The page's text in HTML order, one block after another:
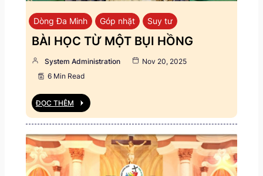
Dòng Đa Minh Góp nhặt Suy tư
BÀI HỌC TỪ MỘT BỤI HỒNG
System Administration
Nov 20, 2025
6 Min Read
ĐỌC THÊM